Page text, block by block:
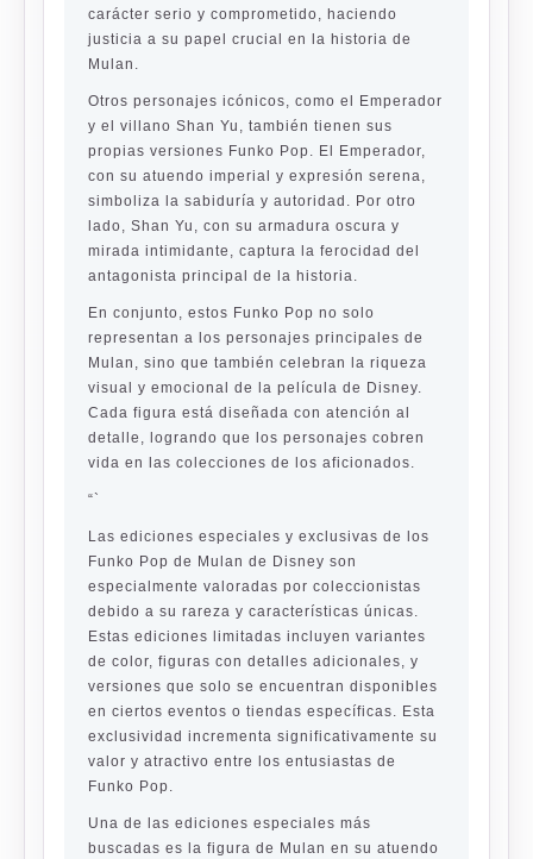
carácter serio y comprometido, haciendo
justicia a su papel crucial en la historia de
Mulan.
Otros personajes icónicos, como el Emperador
y el villano Shan Yu, también tienen sus
propias versiones Funko Pop. El Emperador,
con su atuendo imperial y expresión serena,
simboliza la sabiduría y autoridad. Por otro
lado, Shan Yu, con su armadura oscura y
mirada intimidante, captura la ferocidad del
antagonista principal de la historia.
En conjunto, estos Funko Pop no solo
representan a los personajes principales de
Mulan, sino que también celebran la riqueza
visual y emocional de la película de Disney.
Cada figura está diseñada con atención al
detalle, logrando que los personajes cobren
vida en las colecciones de los aficionados.
“`
Las ediciones especiales y exclusivas de los
Funko Pop de Mulan de Disney son
especialmente valoradas por coleccionistas
debido a su rareza y características únicas.
Estas ediciones limitadas incluyen variantes
de color, figuras con detalles adicionales, y
versiones que solo se encuentran disponibles
en ciertos eventos o tiendas específicas. Esta
exclusividad incrementa significativamente su
valor y atractivo entre los entusiastas de
Funko Pop.
Una de las ediciones especiales más
buscadas es la figura de Mulan en su atuendo